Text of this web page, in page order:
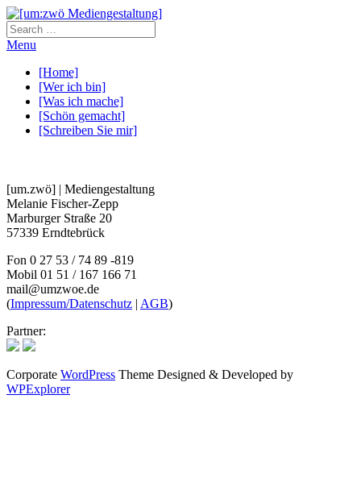
Menu
[Home]
[Wer ich bin]
[Was ich mache]
[Schön gemacht]
[Schreiben Sie mir]
[um.zwö] | Mediengestaltung
Melanie Fischer-Zepp
Marburger Straße 20
57339 Erndtebrück
Fon 0 27 53 / 74 89 -819
Mobil 01 51 / 167 166 71
mail@umzwoe.de
(Impressum/Datenschutz | AGB)
Partner:
Corporate WordPress Theme Designed & Developed by
WPExplorer